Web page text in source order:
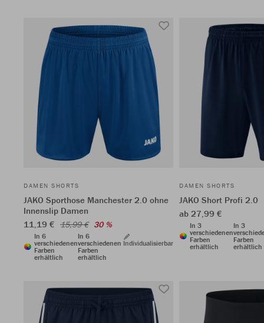
DAMEN SHORTS
JAKO Sporthose Manchester 2.0 ohne
Innenslip Damen
11,19 € 15,99 € 30 %
In 6
verschiedenen
Farben
erhältlich
In 6
verschiedenen
Farben
erhältlich
Individualisierbar
DAMEN SHORTS
JAKO Short Profi 2.0
ab 27,99 €
In 3
verschiedenen
Farben
erhältlich
In 3
Farben
erhältlich